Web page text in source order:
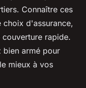
Connaître ces
d'assurance,
rapide.
bien armé pour
mieux à vos